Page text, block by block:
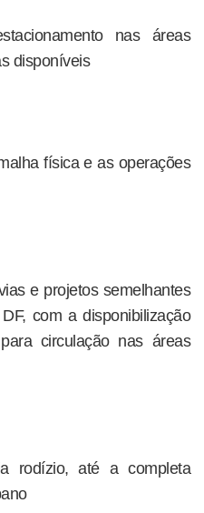
nas áreas
disponíveis
física e as operações
e projetos semelhantes
com a disponibilização
circulação nas áreas
rodízio, até a completa